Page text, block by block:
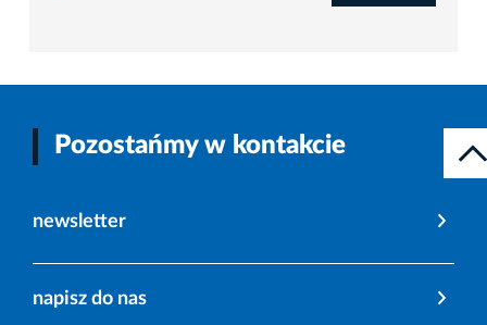
Pozostańmy w kontakcie
newsletter
napisz do nas